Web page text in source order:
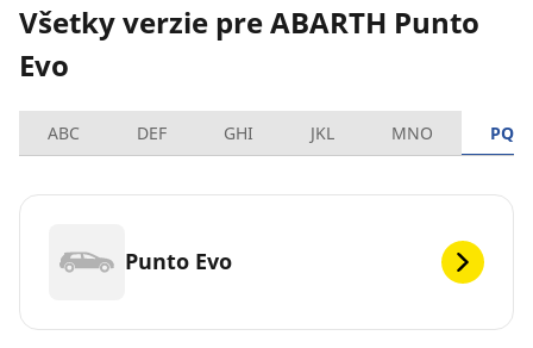
Všetky verzie pre ABARTH Punto
Evo
ABC DEF GHI JKL MNO PQRS
Punto Evo